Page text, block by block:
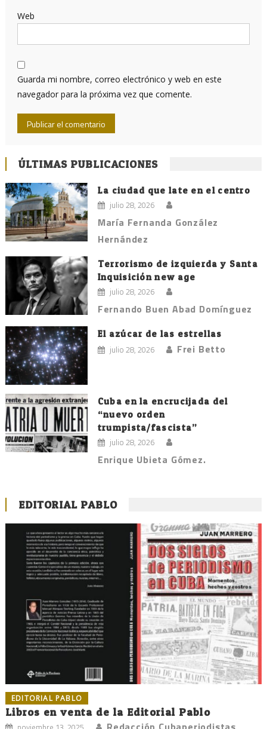
Web
Guarda mi nombre, correo electrónico y web en este
navegador para la próxima vez que comente.
ÚLTIMAS PUBLICACIONES
La ciudad que late en el centro
julio 28, 2026
María Fernanda González
Hernández
Terrorismo de izquierda y Santa
Inquisición new age
julio 28, 2026
Fernando Buen Abad Domínguez
El azúcar de las estrellas
julio 28, 2026 Frei Betto
Cuba en la encrucijada del
“nuevo orden
trumpista/fascista”
julio 28, 2026
Enrique Ubieta Gómez.
EDITORIAL PABLO
EDITORIAL PABLO
Libros en venta de la Editorial Pablo